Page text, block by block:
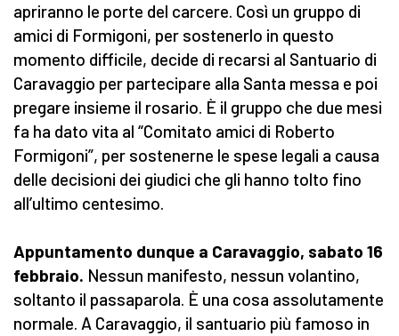
apriranno le porte del carcere. Così un gruppo di
amici di Formigoni, per sostenerlo in questo
momento difficile, decide di recarsi al Santuario di
Caravaggio per partecipare alla Santa messa e poi
pregare insieme il rosario. È il gruppo che due mesi
fa ha dato vita al “Comitato amici di Roberto
Formigoni”, per sostenerne le spese legali a causa
delle decisioni dei giudici che gli hanno tolto fino
all’ultimo centesimo.
Appuntamento dunque a Caravaggio, sabato 16
febbraio. Nessun manifesto, nessun volantino,
soltanto il passaparola. È una cosa assolutamente
normale. A Caravaggio, il santuario più famoso in